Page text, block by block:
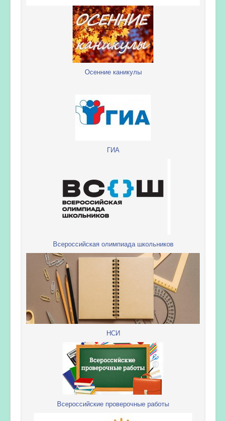
Осенние каникулы
ГИА
Всероссийская олимпиада школьников
НСИ
Всероссийские проверочные работы